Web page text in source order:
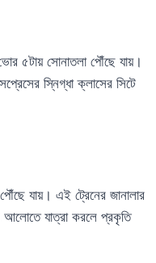
৫টায় সোনাতলা পৌঁছে যায়।
স্নিগ্ধা ক্লাসের সিটে
যায়। এই ট্রেনের জানালার
আলোতে যাত্রা করলে প্রকৃতি